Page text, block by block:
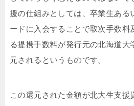
援の仕組みとしては、卒業生ある
ードに入会することで取次手数料
る提携手数料が発行元の北海道大
元されるというものです。
この還元された金額が北大生支援